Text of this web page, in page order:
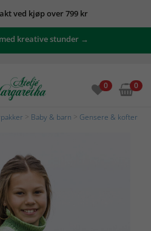
ved kjøp over 799 kr
kreative stunder →
0 0
Baby & barn
Gensere & kofter